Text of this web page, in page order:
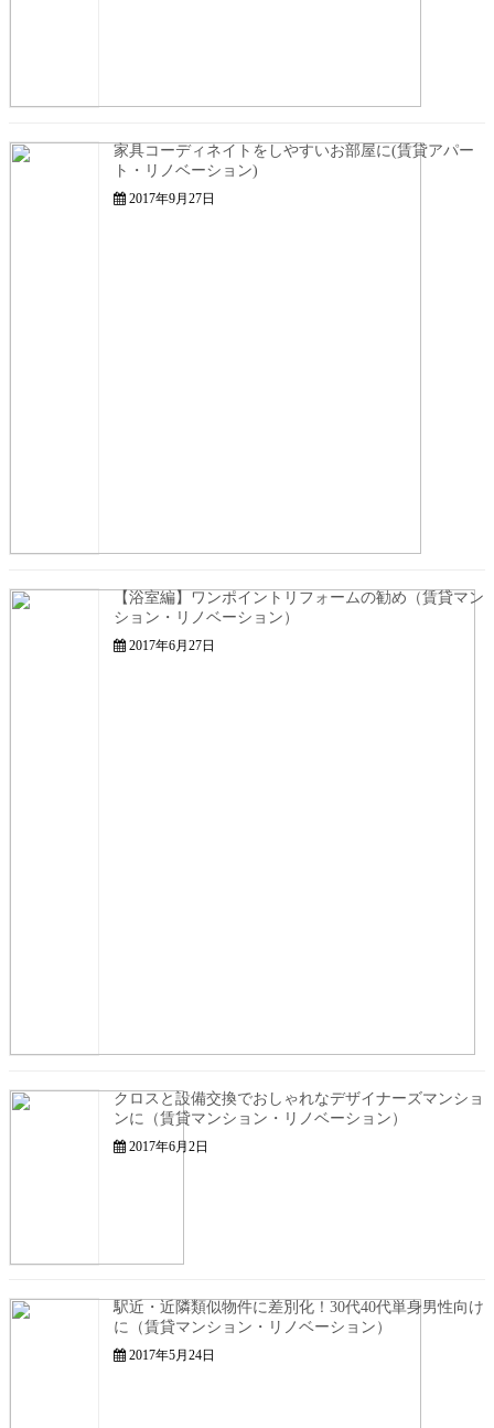
家具コーディネイトをしやすいお部屋に(賃貸アパー
ト・リノベーション)
2017年9月27日
【浴室編】ワンポイントリフォームの勧め（賃貸マン
ション・リノベーション）
2017年6月27日
クロスと設備交換でおしゃれなデザイナーズマンショ
ンに（賃貸マンション・リノベーション）
2017年6月2日
駅近・近隣類似物件に差別化！30代40代単身男性向け
に（賃貸マンション・リノベーション）
2017年5月24日